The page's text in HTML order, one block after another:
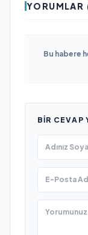
YORUMLAR
Bu habere
BIR CEVAP